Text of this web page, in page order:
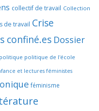
collectif de travail Collection
de travail Crise
confiné.es Dossier
politique de l'école
et lectures féministes
féminisme